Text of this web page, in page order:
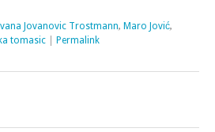
Jovanovic Trostmann, Maro Jović,
tomasic Permalink